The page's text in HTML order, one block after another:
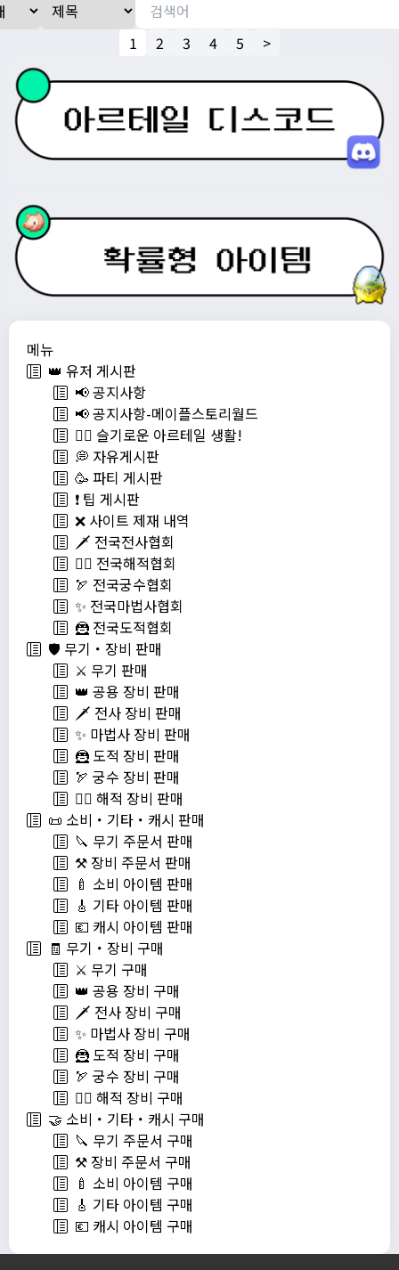
메뉴
👑 유저 게시판
📢 공지사항
📢 공지사항-메이플스토리월드
💁‍♂ 슬기로운 아르테일 생활!
💭 자유게시판
🥳 파티 게시판
❗️ 팁 게시판
❌ 사이트 제재 내역
🗡️ 전국전사협회
🏴‍☠️ 전국해적협회
🏹 전국궁수협회
✨ 전국마법사협회
🦹 전국도적협회
🛡️ 무기・장비 판매
⚔️ 무기 판매
👑 공용 장비 판매
🗡️ 전사 장비 판매
✨ 마법사 장비 판매
🦹 도적 장비 판매
🏹 궁수 장비 판매
🏴‍☠️ 해적 장비 판매
📜 소비・기타・캐시 판매
🔪 무기 주문서 판매
⚒️ 장비 주문서 판매
🍼 소비 아이템 판매
🎸 기타 아이템 판매
💶 캐시 아이템 판매
🧾 무기・장비 구매
⚔️ 무기 구매
👑 공용 장비 구매
🗡️ 전사 장비 구매
✨ 마법사 장비 구매
🦹 도적 장비 구매
🏹 궁수 장비 구매
🏴‍☠️ 해적 장비 구매
🤝 소비・기타・캐시 구매
🔪 무기 주문서 구매
⚒️ 장비 주문서 구매
🍼 소비 아이템 구매
🎸 기타 아이템 구매
💶 캐시 아이템 구매
1 2 3 4 5 >